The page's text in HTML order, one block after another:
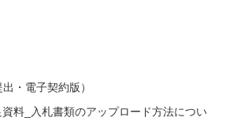
・電子契約版）
料_入札書類のアップロード方法につい